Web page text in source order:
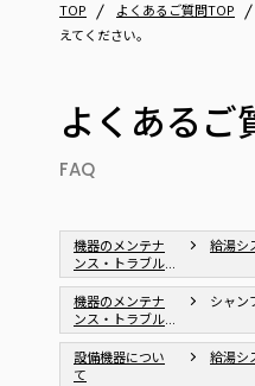
TOP よくあるご質問TOP
えてください。
よくあるご
FAQ
機器のメンテナ
ンス・トラブル
シューティング
給湯シ
機器のメンテナ
ンス・トラブル
シューティング
シャン
設備機器につい
て
給湯シ